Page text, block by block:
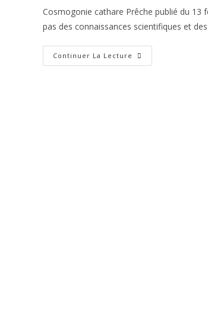
la
publication :
Cosmogonie cathare Prêche publié du 13
pas des connaissances scientifiques et
Continuer La Lecture Cosmologie
Cathare